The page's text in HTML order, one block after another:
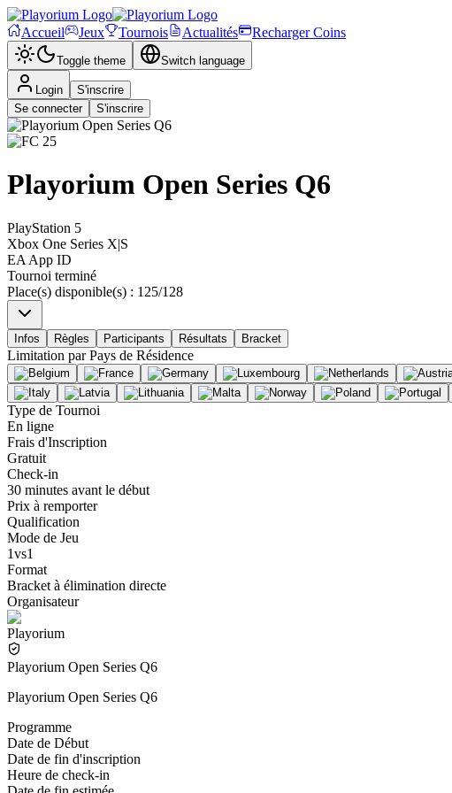
Accueil Jeux Tournois Actualités Recharger Coins
Toggle theme Switch language
Login
S'inscrire
Se connecter
S'inscrire
Playorium Open Series Q6
PlayStation 5
Xbox One Series X|S
EA App ID
Tournoi terminé
Place(s) disponible(s) : 125/128
Infos Règles Participants Résultats Bracket
Limitation par Pays de Résidence
Type de Tournoi
En ligne
Frais d'Inscription
Gratuit
Check-in
30 minutes avant le début
Prix à remporter
Qualification
Mode de Jeu
1vs1
Format
Bracket à élimination directe
Organisateur
Playorium
Playorium Open Series Q6
Playorium Open Series Q6
Programme
Date de Début
Date de fin d'inscription
Heure de check-in